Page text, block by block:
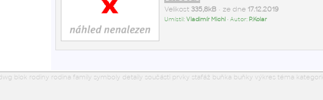
Velikost 335,8kB• ze dne 17.12.2019
Umístil:Vladimír Michl• Autor: P.Kolar
blok rodiny rodina family symboly detaily součásti prvky stafáž buňka buňky výkres téma